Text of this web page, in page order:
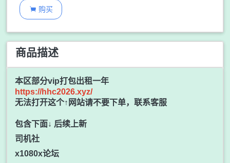
 购买
商品描述
本区部分vip打包出租一年
https://hhc2026.xyz/
无法打开这个↑网站请不要下单，联系客服
包含下面↓ 后续上新
司机社
x1080x论坛